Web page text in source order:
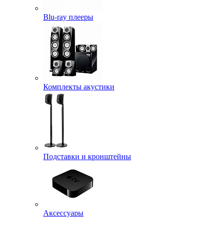
Blu-ray плееры
Комплекты акустики
Подставки и кронштейны
Аксессуары